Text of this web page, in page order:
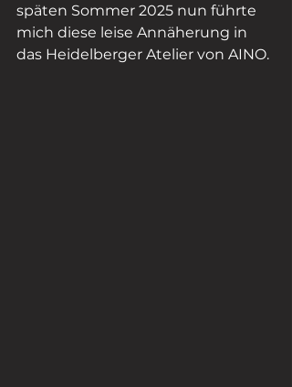
späten Sommer 2025 nun führte
mich diese leise Annäherung in
das Heidelberger Atelier von AINO.